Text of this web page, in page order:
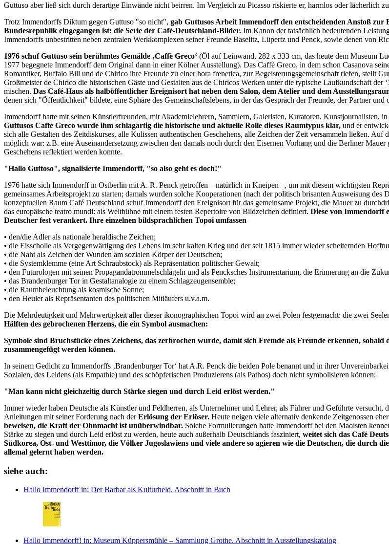
Guttuso aber ließ sich durch derartige Einwände nicht beirren. Im Vergleich zu Picasso riskierte er, harmlos oder lächerlich
Trotz Immendorffs Diktum gegen Guttuso "so nicht", gab Guttusos Arbeit Immendorff den entscheidenden Anstoß
Bundesrepublik eingegangen ist: die Serie der Café-Deutschland-Bilder. Im Kanon der tatsächlich bedeutenden
Immendorffs unbestritten neben zentralen Werkkomplexen seiner Freunde Baselitz, Lüpertz und Penck, sowie denen von
1976 schuf Guttuso sein berühmtes Gemälde ‚Caffè Greco‘ (Öl auf Leinwand, 282 x 333 cm, das heute dem Museum
1977 begegnete Immendorff dem Original dann in einer Kölner Ausstellung). Das Caffè Greco, in dem schon Casanova
Romantiker, Buffalo Bill und de Chirico ihre Freunde zu einer hora frenetica, zur Begeisterungsgemeinschaft riefen, stellt
Großmeister de Chirico die historischen Gäste und Gestalten aus de Chiricos Werken unter die typische Laufkundschaft
mischen. Das Café-Haus als halböffentlicher Ereignisort hat neben dem Salon, dem Atelier und dem
denen sich "Öffentlichkeit" bildete, eine Sphäre des Gemeinschaftslebens, in der das Gespräch der Freunde, der Partner
Immendorff hatte mit seinen Künstlerfreunden, mit Akademielehrern, Sammlern, Galeristen, Kuratoren, Kunstjournalisten, in
Guttusos Caffè Greco wurde ihm schlagartig die historische und aktuelle Rolle dieses Raumtypus klar, und er
sich alle Gestalten des Zeitdiskurses, alle Kulissen authentischen Geschehens, alle Zeichen der Zeit versammeln ließen.
möglich war: z.B. eine Auseinandersetzung zwischen den damals noch durch den Eisernen Vorhang und die Berliner
Geschehens reflektiert werden konnte.
"Hallo Guttoso", signalisierte Immendorff, "so also geht es doch!"
1976 hatte sich Immendorff in Ostberlin mit A. R. Penck getroffen – natürlich in Kneipen –, um mit diesem wichtigsten
gemeinsames Arbeitsprojekt zu starten; damals wurden solche Kooperationen (nach der politisch brisanten Ausweisung
konzeptuellen Raum Café Deutschland schuf Immendorff den Ereignisort für das gemeinsame Projekt, die Mauer zu
das europäische teatro mundi: als Weltbühne mit einem festen Repertoire von Bildzeichen definiert. Diese von Immendorff
Deutscher fest verankert. Ihre einzelnen bildsprachlichen Topoi umfassen
• den/die Adler als nationale heraldische Zeichen;
• die Eisscholle als Vergegenwärtigung des Lebens im sehr kalten Krieg und der seit 1815 immer wieder scheiternden
• die Naht als Zeichen der Wunden am sozialen Körper der Deutschen;
• die Systemklemme (eine Art Schraubstock) als Repräsentation politischer Gewalt;
• den Futurologen mit seinen Propagandatrommelschlägeln und als Pencksches Instrumentarium, die Erinnerung an die
• das Brandenburger Tor in Gestaltanalogie zu einem Schlagzeugensemble;
• die Raumbeleuchtung als kosmische Sonne;
• den Heuler als Repräsentanten des politischen Mitläufers u.v.a.m.
Die Mehrdeutigkeit und Mehrwertigkeit aller dieser ikonographischen Topoi wird an zwei Polen festgemacht: die zwei
Hälften des gebrochenen Herzens, die ein Symbol ausmachen:
Symbole sind Bruchstücke eines Zeichens, das zerbrochen wurde, damit sich Fremde als Freunde erkennen,
zusammengefügt werden können.
In seinem Gedicht zu Immendorffs ‚Brandenburger Tor‘ hat A.R. Penck die beiden Pole benannt und in ihrer
Sozialen, des Leidens (als Empathie) und des schöpferischen Produzierens (als Pathos) doch nicht symbolisieren können:
"Man kann nicht gleichzeitig durch Stärke siegen und durch Leid erlöst werden."
Immer wieder haben Deutsche als Künstler und Feldherren, als Unternehmer und Lehrer, als Führer und Geführte
Anleitungen mit seiner Forderung nach derErlösung der Erlöser. Heute neigen viele alternativ denkende Zeitgenossen
beweisen, die Kraft der Ohnmacht ist unüberwindbar. Solche Formulierungen hatte Immendorff bei den Maoisten
Stärke zu siegen und durch Leid erlöst zu werden, heute auch außerhalb Deutschlands fasziniert, weitet sich das Café
Südkorea, Ost- und Westtimor, die Völker Jugoslawiens und viele andere so agieren wie die Deutschen, die durch
allemal gelernt haben werden.
siehe auch:
Hallo Immendorff in: Der Barbar als Kulturheld. Abschnitt in Buch
Hallo Immendorff! in: Museum Küppersmühle – Sammlung Grothe. Abschnitt in Ausstellungskatalog